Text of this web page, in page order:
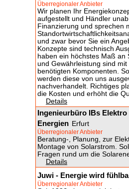
Überregionaler Anbieter
Wir planen Ihr
aufgestellt und Händler
Finanzierung und sprechen
und zwar bevor Sie ein
Konzepte sind technisch
haben ein höchstes Maß an
und Gewährleistung sind
benötigten Komponenten.
werden diese von uns
nachverhandelt. Richtiges
die Kosten und erhöht die
Details
Ingenieurbüro IBs
Energien Erfurt
Überregionaler Anbieter
Beratung-, Planung, zur
Montage von Solarstrom.
Fragen rund um die
Details
Juwi - Energie wird
Überregionaler Anbieter